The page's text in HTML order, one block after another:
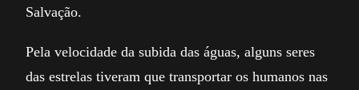
Salvação.
Pela velocidade da subida das águas, alguns seres
das estrelas tiveram que transportar os humanos nas